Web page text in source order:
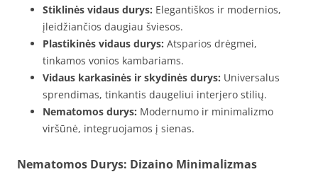
Stiklinės vidaus durys: Elegantiškos ir modernios,
įleidžiančios daugiau šviesos.
Plastikinės vidaus durys: Atsparios drėgmei,
tinkamos vonios kambariams.
Vidaus karkasinės ir skydinės durys: Universalus
sprendimas, tinkantis daugeliui interjero stilių.
Nematomos durys: Modernumo ir minimalizmo
viršūnė, integruojamos į sienas.
Nematomos Durys: Dizaino Minimalizmas